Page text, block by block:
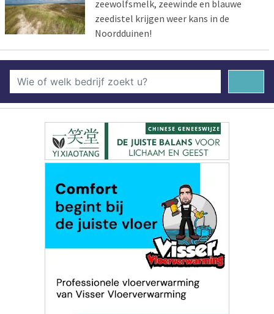
zeewolfsmelk, zeewinde en blauwe
zeedistel krijgen weer kans in de
Noordduinen!